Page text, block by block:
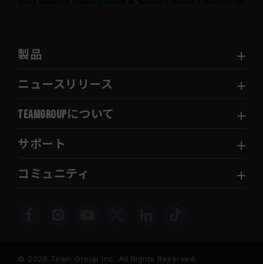
製品
ニュースリリース
TEAMGROUPについて
サポート
コミュニティ
© 2026 Team Group Inc. All Rights Reserved.